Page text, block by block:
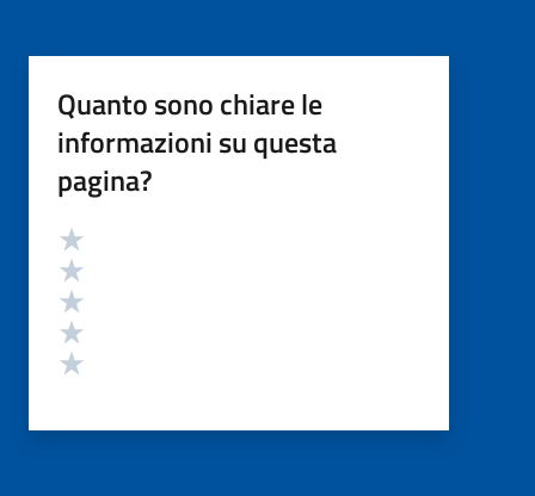
Quanto sono chiare le
informazioni su questa
pagina?
Valutazione